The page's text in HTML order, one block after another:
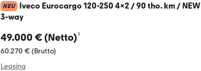
NEU
Iveco Eurocargo 120-250 4×2 / 90 tho. km / NEW
3-way
49.000 € (Netto)¹
60.270 € (Brutto)
Leasing